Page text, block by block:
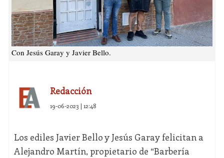
Con Jesús Garay y Javier Bello.
Redacción
19-06-2023 | 12:48
Los ediles Javier Bello y Jesús Garay felicitan a
Alejandro Martín, propietario de “Barbería